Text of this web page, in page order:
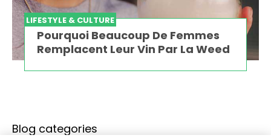
LIFESTYLE & CULTURE
Pourquoi Beaucoup De Femmes
Remplacent Leur Vin Par La Weed
Blog categories